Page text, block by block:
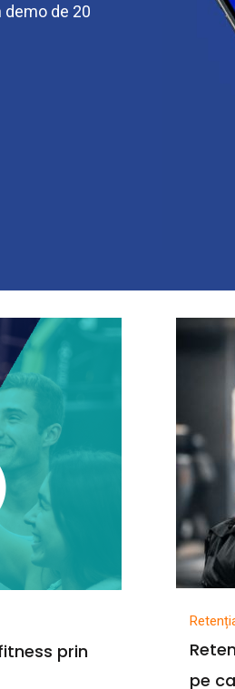
demo de 20
prin
pe